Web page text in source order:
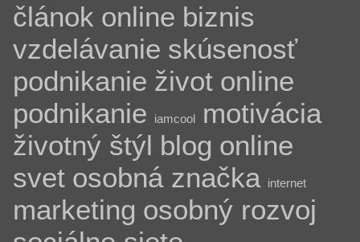
článok online biznis
vzdelávanie skúsenosť
podnikanie život online
podnikanie
iamcool
motivácia
životný štýl blog online
svet osobná značka internet
marketing osobný rozvoj